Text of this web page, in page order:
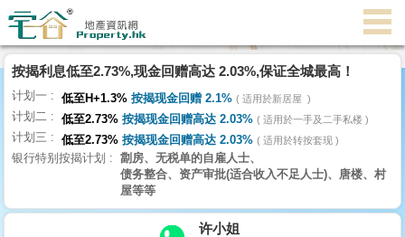
代
理
主
页
搵
楼/
交
按揭利息低至2.73%,现金回赠高达 2.03%,保证全城最高！
计划一 低至H+1.3% 按揭现金回赠 2.1% 适用於新居屋
计划二 低至2.73% 按揭现金回赠高达 2.03% 适用於一手及二手私楼
计划三 低至2.73% 按揭现金回赠高达 2.03% 适用於转按套现
银行特别按揭计划
劏房、无税单的自雇人士、
债务整合、资产审批(适合收入不足人士)、唐楼、村
屋等等
许小姐